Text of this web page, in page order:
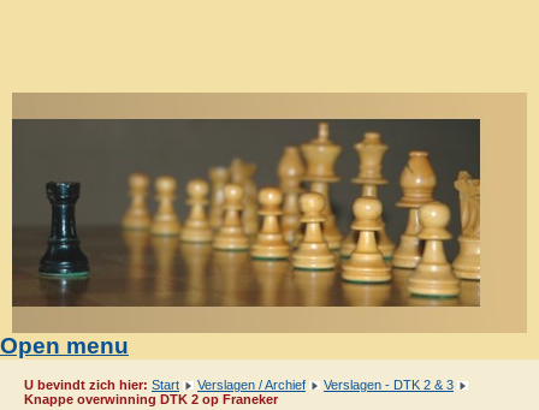
Open menu
U bevindt zich hier: Start Verslagen / Archief
Verslagen - DTK 2 & 3
Knappe overwinning DTK 2 op Franeker